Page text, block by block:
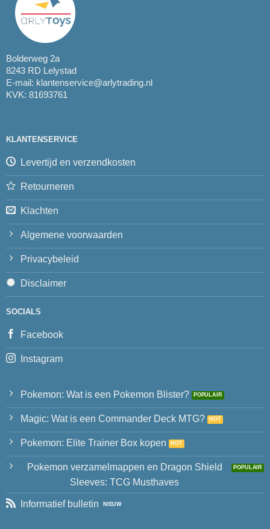
Bolderweg 2a
8243 RD Lelystad
E-mail: klantenservice@arlytrading.nl
KVK: 81693761
KLANTENSERVICE
Levertijd en verzendkosten
Retourneren
Klachten
Algemene voorwaarden
Privacybeleid
Disclaimer
SOCIALS
Facebook
Instagram
Pokemon: Wat is een Pokemon Blister?
Magic: Wat is een Commander Deck MTG?
Pokemon: Elite Trainer Box kopen
Pokemon verzamelmappen en Dragon Shield
Sleeves: TCG Musthaves
Informatief bulletin